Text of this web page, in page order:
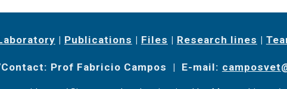
| Publications | Files | Research lines |
Prof Fabricio Campos | E-mail: